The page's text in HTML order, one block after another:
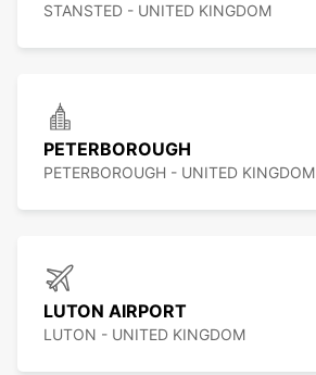
STANSTED - UNITED KINGDOM
PETERBOROUGH
PETERBOROUGH - UNITED KINGDOM
LUTON AIRPORT
LUTON - UNITED KINGDOM